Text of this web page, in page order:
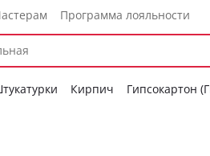
Программа лояльности
Кирпич Гипсокартон